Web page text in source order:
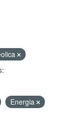
Energia